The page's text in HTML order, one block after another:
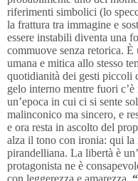
riferimenti simbolici (lo
la frattura tra immagine e
essere instabili diventa una
commuove senza retorica. È
umana e mitica allo stesso
quotidianità dei gesti piccoli
gelo interno mentre fuori
un’epoca in cui ci si sente
malinconico ma sincero, e
e ora resta in ascolto del
alza il tono con ironia: qui la
pirandelliana. La libertà è
protagonista ne è